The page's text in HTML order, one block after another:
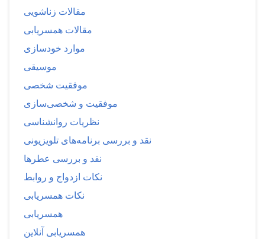
مقالات زناشویی
مقالات همسریابی
موارد خودسازی
موسیقی
موفقیت شخصی
موفقیت و شخصی‌سازی
نظریات روانشناسی
نقد و بررسی برنامه‌های تلویزیونی
نقد و بررسی عطرها
نکات ازدواج و روابط
نکات همسریابی
همسریابی
همسریابی آنلاین